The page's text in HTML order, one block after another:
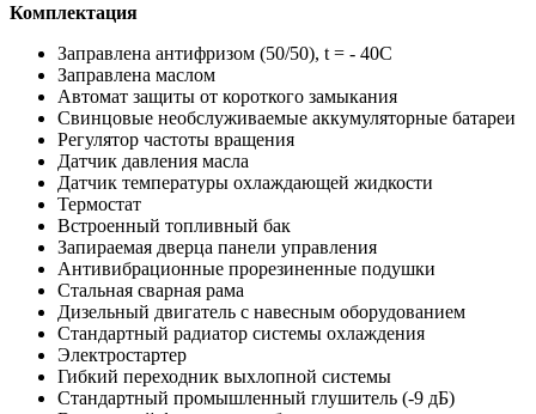
Комплектация
Заправлена антифризом (50/50), t = - 40C
Заправлена маслом
Автомат защиты от короткого замыкания
Свинцовые необслуживаемые аккумуляторные батареи
Регулятор частоты вращения
Датчик давления масла
Датчик температуры охлаждающей жидкости
Термостат
Встроенный топливный бак
Запираемая дверца панели управления
Антивибрационные прорезиненные подушки
Стальная сварная рама
Дизельный двигатель с навесным оборудованием
Стандартный радиатор системы охлаждения
Электростартер
Гибкий переходник выхлопной системы
Стандартный промышленный глушитель (-9 дБ)